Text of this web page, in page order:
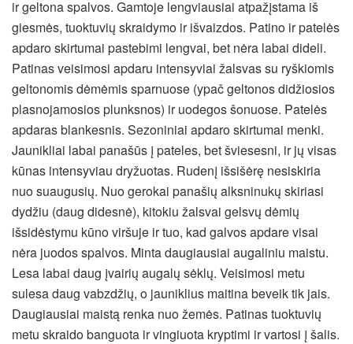
ir geltona spalvos. Gamtoje lengviausiai atpažįstama iš
giesmės, tuoktuvių skraidymo ir išvaizdos. Patino ir patelės
apdaro skirtumai pastebimi lengvai, bet nėra labai dideli.
Patinas veisimosi apdaru intensyviai žalsvas su ryškiomis
geltonomis dėmėmis sparnuose (ypač geltonos didžiosios
plasnojamosios plunksnos) ir uodegos šonuose. Patelės
apdaras blankesnis. Sezoniniai apdaro skirtumai menki.
Jaunikliai labai panašūs į pateles, bet šviesesni, ir jų visas
kūnas intensyviau dryžuotas. Rudenį išsišėrę nesiskiria
nuo suaugusių. Nuo gerokai panašių alksninukų skiriasi
dydžiu (daug didesnė), kitokiu žalsvai gelsvų dėmių
išsidėstymu kūno viršuje ir tuo, kad galvos apdare visai
nėra juodos spalvos. Minta daugiausiai augaliniu maistu.
Lesa labai daug įvairių augalų sėklų. Veisimosi metu
sulesa daug vabzdžių, o jauniklius maitina beveik tik jais.
Daugiausiai maistą renka nuo žemės. Patinas tuoktuvių
metu skraido banguota ir vingiuota kryptimi ir vartosi į šalis.